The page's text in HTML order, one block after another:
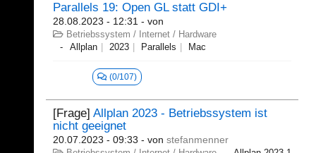
Parallels 19: Open GL statt GDI+
28.08.2023 - 12:31 - von
Betriebssystem / Internet / Hardware
Allplan
2023 Parallels Mac
(0/107)
[Frage] Allplan 2023 - Betriebssystem ist
nicht geeignet
20.07.2023 - 09:33 - von stefanmenner